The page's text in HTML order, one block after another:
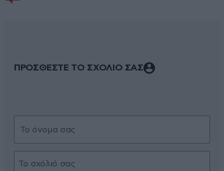
ΠΡΟΣΘΕΣΤΕ ΤΟ ΣΧΟΛΙΟ ΣΑΣ